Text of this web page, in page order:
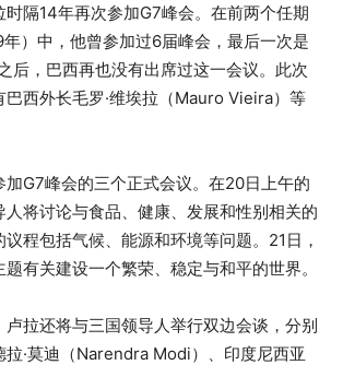
隔14年再次参加G7峰会。在前两个任期
年）中，他曾参加过6届峰会，最后一次是
后，巴西再也没有出席过这一会议。此次
巴西外长毛罗·维埃拉（Mauro Vieira）等
加G7峰会的三个正式会议。在20日上午的
将讨论与食品、健康、发展和性别相关的
程包括气候、能源和环境等问题。21日，
有关建设一个繁荣、稳定与和平的世界。
拉还将与三国领导人举行双边会谈，分别
拉·莫迪（Narendra Modi）、印度尼西亚